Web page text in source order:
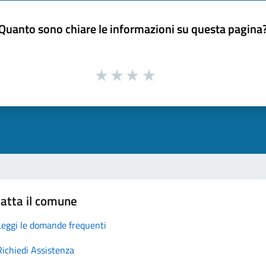
sono chiare le informazioni su questa
il comune
le domande frequenti
Assistenza